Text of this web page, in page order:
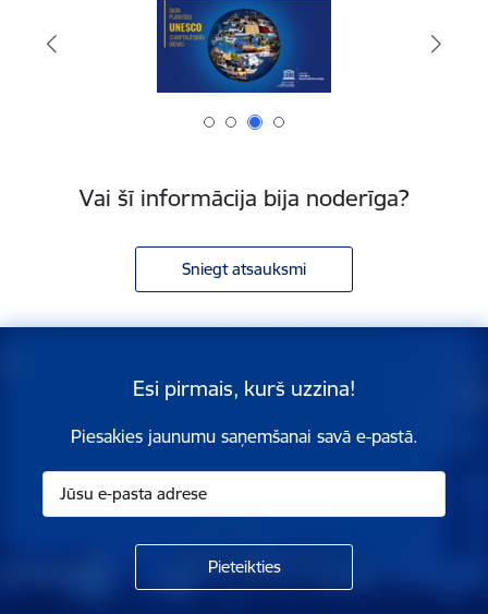
Vai šī informācija bija noderīga?
Sniegt atsauksmi
Esi pirmais, kurš uzzina!
Piesakies jaunumu saņemšanai savā e-pastā.